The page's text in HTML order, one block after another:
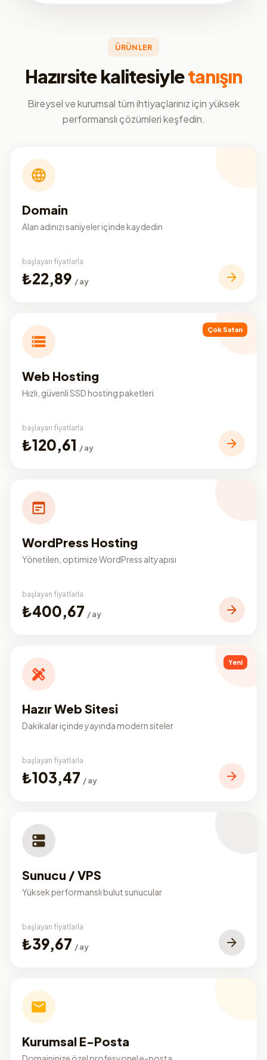
ÜRÜNLER
Hazırsite kalitesiyletanışın
Bireysel ve kurumsal tüm ihtiyaçlarınız için yüksek
performanslı çözümleri keşfedin.
Domain
Alan adınızı saniyeler içinde kaydedin
başlayan fiyatlarla
₺22,89 / ay
Çok Satan
Web Hosting
Hızlı, güvenli SSD hosting paketleri
başlayan fiyatlarla
₺120,61 / ay
WordPress Hosting
Yönetilen, optimize WordPress altyapısı
başlayan fiyatlarla
₺400,67 / ay
Yeni
Hazır Web Sitesi
Dakikalar içinde yayında modern siteler
başlayan fiyatlarla
₺103,47 / ay
Sunucu / VPS
Yüksek performanslı bulut sunucular
başlayan fiyatlarla
₺39,67 / ay
Kurumsal E-Posta